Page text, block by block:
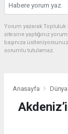
Yorum yazarak Topluluk
sitesine yaptığınız
başınıza
sorumlu tutulamaz.
Anasayfa Dünya